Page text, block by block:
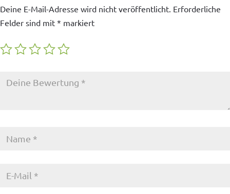
Deine E-Mail-Adresse wird nicht veröffentlicht. Erforderliche
Felder sind mit * markiert